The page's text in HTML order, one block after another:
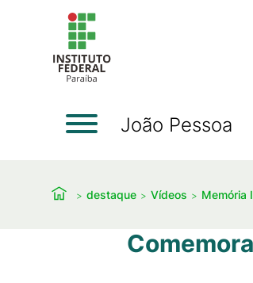
João Pessoa
destaque Vídeos Memória